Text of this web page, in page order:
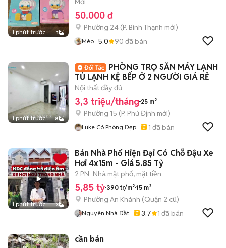
1 phút trước 1
50.000 đ
Phường 24 (P. Bình Thạnh mới)
Mèo 5.0 90 đã bán
1 phút trước 8
PHÒNG TRỌ SẴN MÁY LẠNH
TỦ LẠNH KỆ BẾP Ở 2 NGƯỜI GIÁ RẺ
Nội thất đầy đủ
3,3 triệu/tháng 25 m²
Phường 15 (P. Phú Định mới)
Luke Có Phòng Đẹp 1 đã bán
1 phút trước 3
Bán Nhà Phố Hiện Đại Có Chỗ Đậu Xe
Hơi 4x15m - Giá 5.85 Tỷ
2 PN Nhà mặt phố, mặt tiền
5,85 tỷ 390 tr/m² 15 m²
Phường An Khánh (Quận 2 cũ)
Nguyên Nhà Đầt 3.7 1 đã bán
cần bán